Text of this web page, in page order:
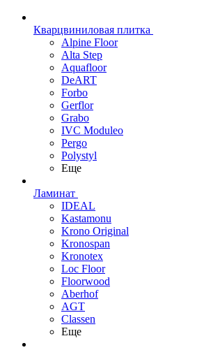
Кварцвиниловая плитка
Alpine Floor
Alta Step
Aquafloor
DeART
Forbo
Gerflor
Grabo
IVC Moduleo
Pergo
Polystyl
Еще
Ламинат
IDEAL
Kastamonu
Krono Original
Kronospan
Kronotex
Loc Floor
Floorwood
Aberhof
AGT
Classen
Еще